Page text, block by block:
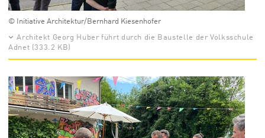
© Initiative Architektur/Bernhard Kiesenhofer
Architekt Georg Huber führt durch die Baustelle der Volksschule
Adnet (333.2 KB)